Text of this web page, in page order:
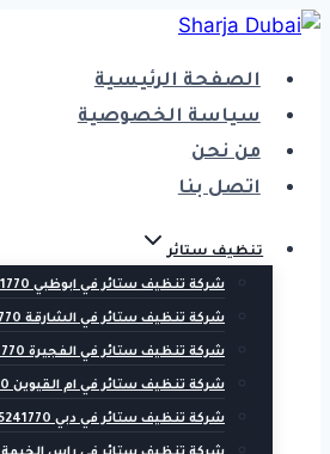
التجاوز
المحتوىالصفحة الرئيسية
سياسة الخصوصية
من نحن
اتصل بنا
تنظيف ستائر
شركة تنظيف ستائر في ابوظبي 0555241770 دبي والشارقة
شركة تنظيف ستائر في الشارقة 0555241770 دبي والشارقة
شركة تنظيف ستائر في الفجيرة 0555241770 دبي والشارقة
شركة تنظيف ستائر في ام القيوين 0555241770 دبي والشارقة
شركة تنظيف ستائر في دبي 0555241770 دبي والشارقة